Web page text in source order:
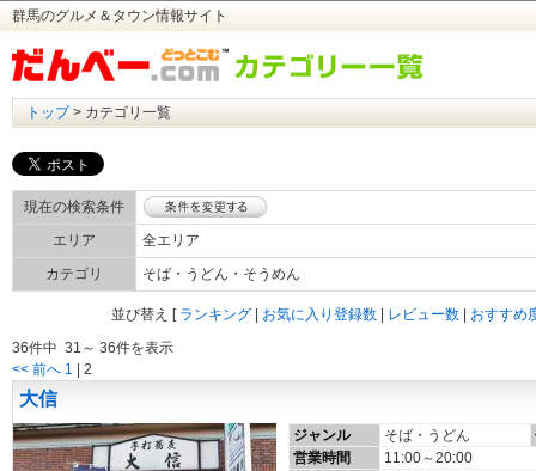
群馬のグルメ＆タウン情報サイト
トップ> カテゴリ一覧
現在の検索条件
エリア
全エリア
カテゴリ
そば・うどん・そうめん
おすすめ
レビュー数
お気に入り登録数
ランキング
[
並び替え
36件中 31～ 36件を表示
<< 前へ 1 2
大信
ジャンル そば・うどん
営業時間
11:00～20:00